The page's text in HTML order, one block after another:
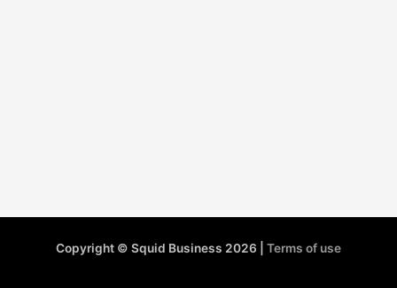
Copyright © Squid Business 2026 | Terms of use